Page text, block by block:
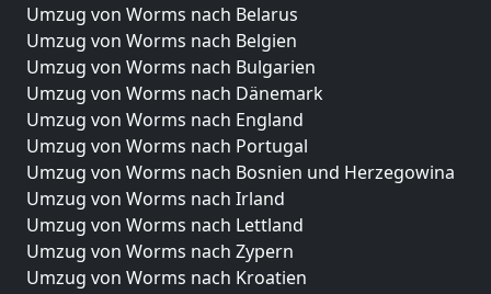
Umzug von Worms nach Belarus
Umzug von Worms nach Belgien
Umzug von Worms nach Bulgarien
Umzug von Worms nach Dänemark
Umzug von Worms nach England
Umzug von Worms nach Portugal
Umzug von Worms nach Bosnien und Herzegowina
Umzug von Worms nach Irland
Umzug von Worms nach Lettland
Umzug von Worms nach Zypern
Umzug von Worms nach Kroatien